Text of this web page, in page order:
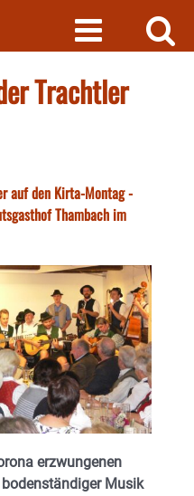
Trachtler
auf den Kirta-Montag -
Thambach im
erzwungenen
Musik